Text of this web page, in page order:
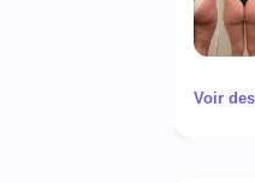
Voir